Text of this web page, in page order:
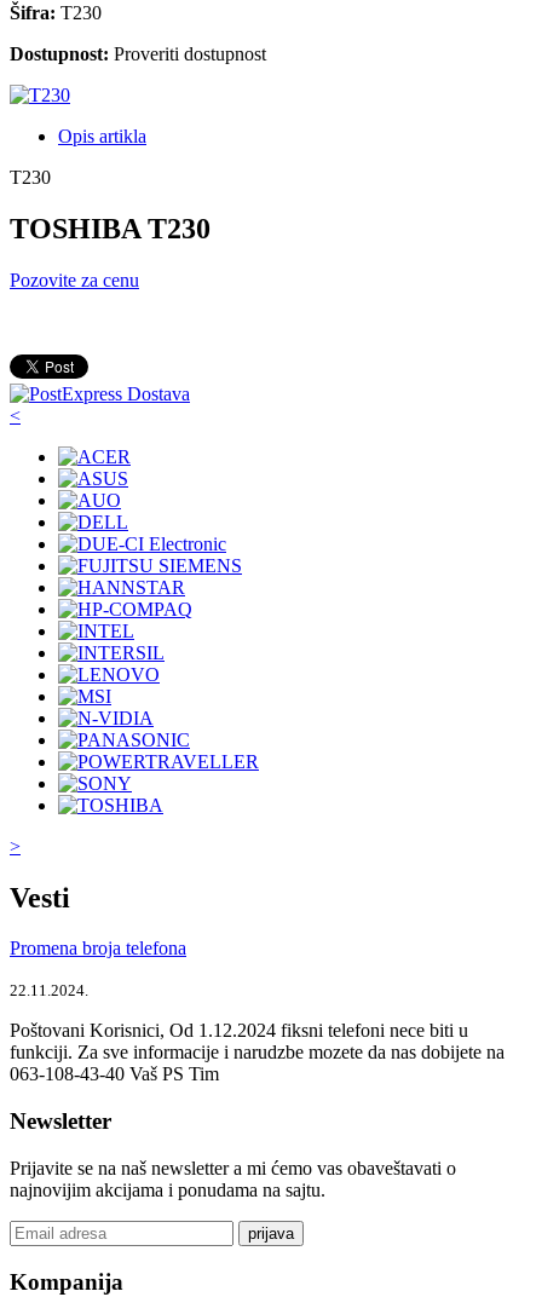
Šifra: T230
Dostupnost: Proveriti dostupnost
Opis artikla
T230
TOSHIBA T230
Pozovite za cenu
<
>
Vesti
Promena broja telefona
22.11.2024.
Poštovani Korisnici, Od 1.12.2024 fiksni telefoni nece biti u
funkciji. Za sve informacije i narudzbe mozete da nas dobijete na
063-108-43-40 Vaš PS Tim
Newsletter
Prijavite se na naš newsletter a mi ćemo vas obaveštavati o
najnovijim akcijama i ponudama na sajtu.
prijava
Kompanija